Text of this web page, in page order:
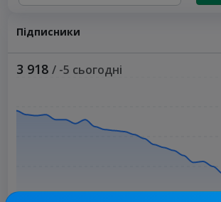
Підписники
3 918 / -5 сьогодні